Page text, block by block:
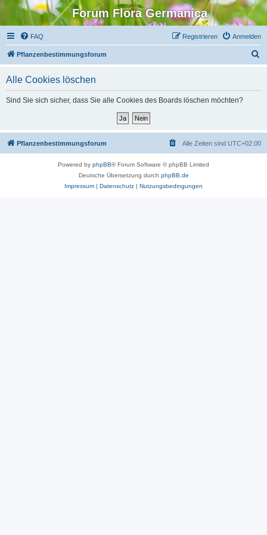
Forum Flora Germanica
FAQ Anmelden
Registrieren
Pflanzenbestimmungsforum
Alle Cookies löschen
Sind Sie sich sicher, dass Sie alle Cookies des Boards löschen möchten?
Pflanzenbestimmungsforum Alle Zeiten sind UTC+02:00
Powered by phpBB® Forum Software © phpBB Limited
Deutsche Übersetzung durch phpBB.de
Impressum | Datenschutz | Nutzungsbedingungen